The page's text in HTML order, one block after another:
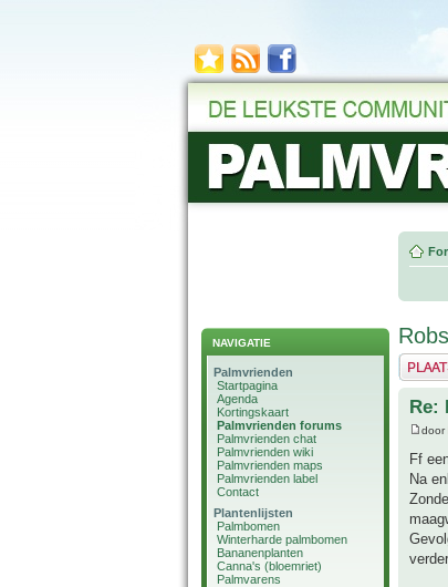
NAVIGATIE
Palmvrienden
Startpagina
Agenda
Kortingskaart
Palmvrienden forums
Palmvrienden chat
Palmvrienden wiki
Palmvrienden maps
Palmvrienden label
Contact
Plantenlijsten
Palmbomen
Winterharde palmbomen
Bananenplanten
Canna's (bloemriet)
Palmvarens
Plaats
Re:
door
Ff
Na